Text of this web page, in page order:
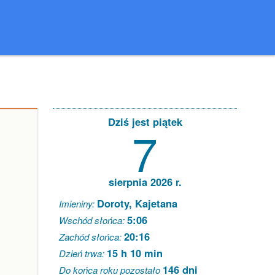
Dziś jest piątek
7
sierpnia 2026 r.
Imieniny: Doroty, Kajetana
Wschód słońca:5:06
Zachód słońca:20:16
Dzień trwa: 15 h 10 min
Do końca roku pozostało 146 dni